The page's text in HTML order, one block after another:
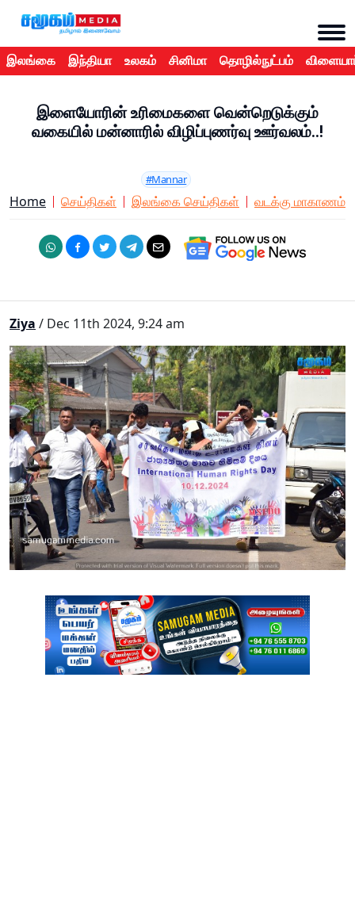
இலங்கை இந்தியா உலகம் சினிமா தொழில்நுட்பம்
இளையோரின் உரிமைகளை வென்றெடுக்கும்
வகையில் மன்னாரில் விழிப்புணர்வு ஊர்வலம்..!
#Mannar
Home செய்திகள் இலங்கை செய்திகள் வடக்கு மாகாணம்
Ziya / Dec 11th 2024, 9:24 am